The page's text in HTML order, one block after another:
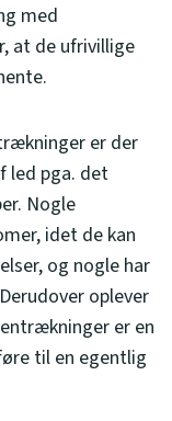
med
at de ufrivillige
er der
led pga. det
Nogle
idet de kan
og nogle har
oplever
er en
til en egentlig